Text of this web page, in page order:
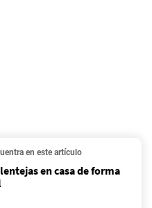
en este artículo
en casa de forma